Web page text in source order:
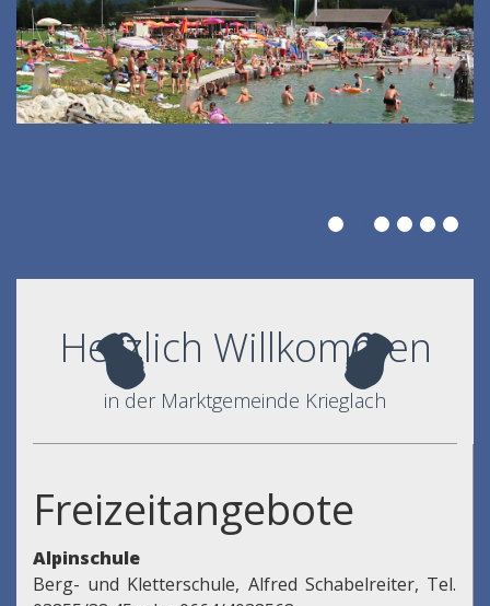
Herzlich Willkommen
in der Marktgemeinde Krieglach
Freizeitangebote
Alpinschule
Berg- und Kletterschule, Alfred Schabelreiter, Tel.